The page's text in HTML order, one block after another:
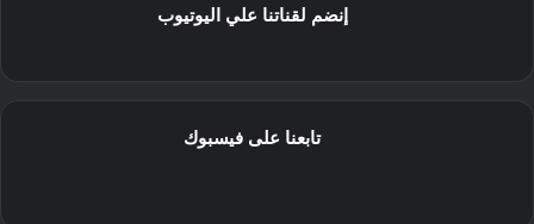
إنضم لقناتنا علي اليوتيوب
تابعنا على فيسبوك